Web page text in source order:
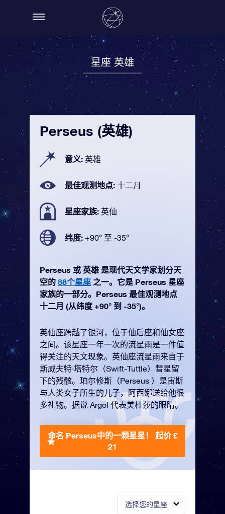
星座 英雄
选择您的星座
Perseus (英雄)
意义: 英雄
最佳观测地点: 十二月
星座家族: 英仙
纬度: +90° 至 -35°
Perseus 或 英雄 是现代天文学家划分天
空的 88个星座 之一。它是 Perseus 星座
家族的一部分。Perseus 最佳观测地点
十二月 (从纬度 +90° 到 -35°)。
英仙座跨越了银河，位于仙后座和仙女座
之间。该星座一年一次的流星雨是一件值
得关注的天文现象。英仙座流星雨来自于
斯威夫特·塔特尔（Swift-Tuttle）彗星留
下的残骸。珀尔修斯（Perseus ）是宙斯
与人类女子所生的儿子，阿西娜送给他很
多礼物。据说 Argol 代表美杜莎的眼睛。
命名 Perseus中的一颗星星！ 起价 £
21